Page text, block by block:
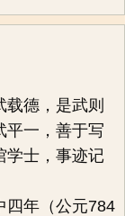
诗，在韵律上
武元衡之诗
也难以重归
二人还是情
任西川节度使
德，是武则
平一，善于写
学士，事迹记
四年（公元784